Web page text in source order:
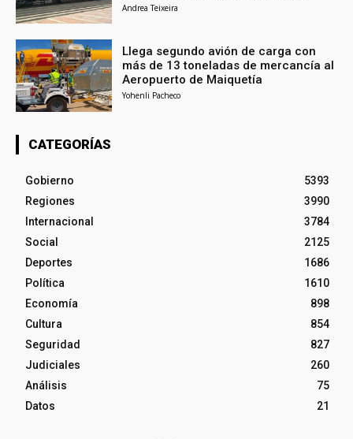
Andrea Teixeira
Llega segundo avión de carga con
más de 13 toneladas de mercancía al
Aeropuerto de Maiquetía
Yohenli Pacheco
CATEGORÍAS
Gobierno
5393
Regiones
3990
Internacional
3784
Social
2125
Deportes
1686
Política
1610
Economía
898
Cultura
854
Seguridad
827
Judiciales
260
Análisis
75
Datos
21